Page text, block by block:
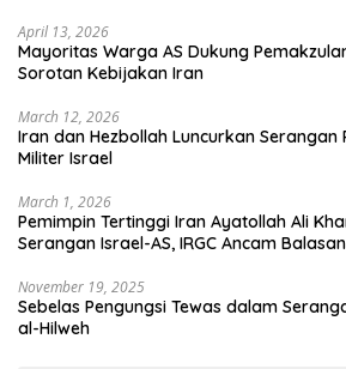
April 13, 2026
Mayoritas Warga AS Dukung
Sorotan Kebijakan Iran
March 12, 2026
Iran dan Hezbollah Luncurkan Serangan
Militer Israel
March 1, 2026
Pemimpin Tertinggi Iran Ayatollah Ali
Serangan Israel-AS, IRGC Ancam
November 19, 2025
Sebelas Pengungsi Tewas dalam
al-Hilweh